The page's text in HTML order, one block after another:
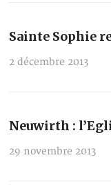
Sainte Sophie
2 décembre 2013
Neuwirth :
29 novembre 2013